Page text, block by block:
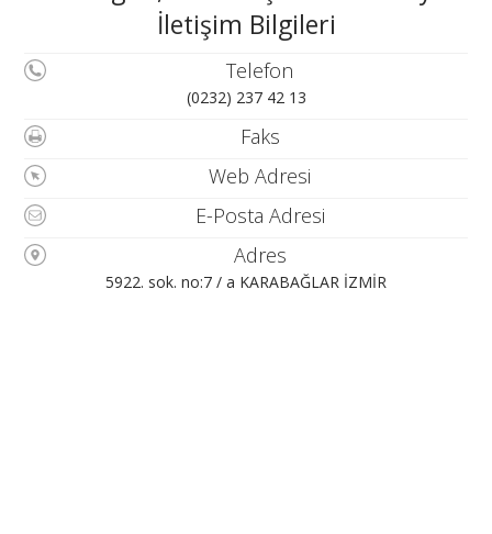
İletişim Bilgileri
Telefon
(0232) 237 42 13
Faks
Web Adresi
E-Posta Adresi
Adres
5922. sok. no:7 / a KARABAĞLAR İZMİR